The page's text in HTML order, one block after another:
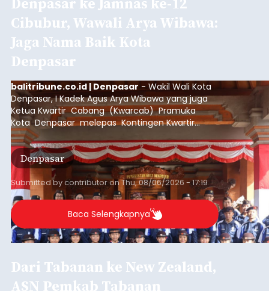
Cibubur, Wawali Arya Wibawa:
Jaga Nama Baik Kota
Denpasar
balitribune.co.id | Denpasar- Wakil Wali Kota
Denpasar, I Kadek Agus Arya Wibawa yang juga
Ketua Kwartir Cabang (Kwarcab) Pramuka
Kota Denpasar melepas Kontingen Kwartir
Cabang Gerakan Pramuka Denpasar yang akan
mengikuti Jambore Nasional Pramuka ke-12
Tahun 2026 di Bumi Perkemahan Cibubur,
Jakarta Timur.
Denpasar
Submitted bycontributoronThu, 08/06/2026 - 17:19
Baca Selengkapnya
Dari Tabanan ke New Zealand,
ASN Pemkab Tabanan